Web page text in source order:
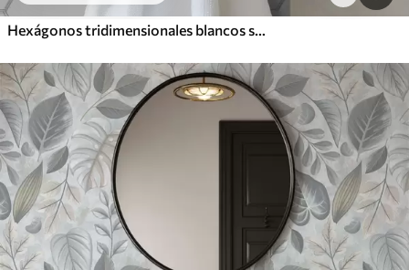
Hexágonos tridimensionales blancos sobre un fondo liso